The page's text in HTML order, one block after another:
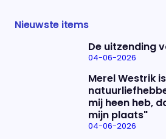
Nieuwste items
De uitzending
04-06-2026
Merel Westrik
mij heen heb,
mijn plaats"
04-06-2026